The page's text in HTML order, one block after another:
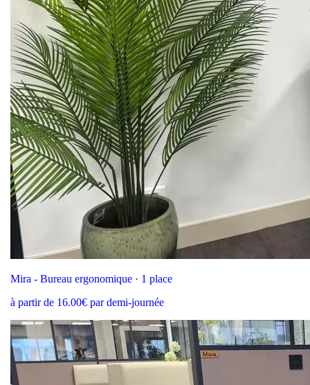
Mira - Bureau ergonomique · 1 place
à partir de 16.00€ par demi-journée